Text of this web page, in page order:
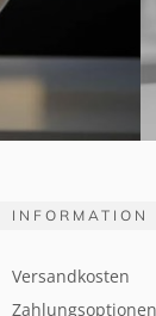
INFORMATION
Versandkosten
Zahlungsoptionen